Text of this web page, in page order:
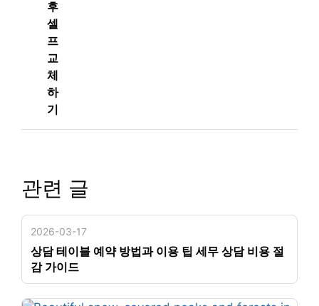
후
셀
프
교
체
하
기
관련 글
2026-03-17
상담 테이블 예약 방법과 이용 팁 세무 상담 비용 절
감 가이드